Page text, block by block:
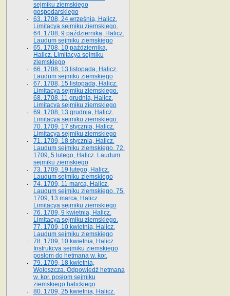
sejmiku ziemskiego
gospodarskiego
63. 1708, 24 września, Halicz.
Limitacya sejmiku ziemskiego.
64. 1708, 9 października, Halicz.
Laudum sejmiku ziemskiego
65­. 1708, 10 października,
Halicz. Limitacya sejmiku
ziemskiego
66. 1708, 13 listopada, Halicz.
Laudum sejmiku ziemskiego
67. 1708, 15 listopada, Halicz.
Limitacya sejmiku ziemskiego.
68. 1708, 11 grudnia, Halicz.
Limitacya sejmiku ziemskiego
69. 1708, 13 grudnia, Halicz.
Limitacya sejmiku ziemskiego.
70. 1709, 17 stycznia, Halicz.
Limitacya sejmiku ziemskiego
71. 1709, 18 stycznia, Halicz.
Laudum sejmiku ziemskiego. 72.
1709, 5 lutego, Halicz. Laudum
sejmiku ziemskiego
73. 1709, 19 lutego, Halicz.
Laudum sejmiku ziemskiego
74. 1709, 11 marca, Halicz.
Laudum sejmiku ziemskiego. 75.
1709, 13 marca, Halicz.
Limitacya sejmiku ziemskiego
76. 1709, 9 kwietnia, Halicz.
Limitacya sejmiku ziemskiego.
77. 1709, 10 kwietnia, Halicz.
Laudum sejmiku ziemskiego
78. 1709, 10 kwietnia, Halicz.
Instrukcya sejmiku ziemskiego
posłom do hetmana w. kor.
79. 1709, 18 kwietnia,
Wołoszcza. Odpowiedź hetmana
w. kor. posłom sejmiku
ziemskiego halickiego
80. 1709, 25 kwietnia, Halicz.